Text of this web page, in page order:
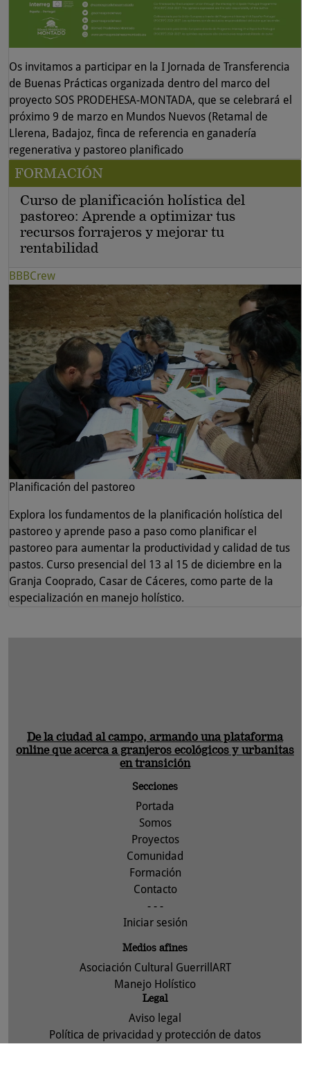
Os invitamos a participar en la I Jornada de Transferencia
de Buenas Prácticas organizada dentro del marco del
proyecto SOS PRODEHESA-MONTADA, que se celebrará el
próximo 9 de marzo en Mundos Nuevos (Retamal de
Llerena, Badajoz, finca de referencia en ganadería
regenerativa y pastoreo planificado
FORMACIÓN
Curso de planificación holística del
pastoreo: Aprende a optimizar tus
recursos forrajeros y mejorar tu
rentabilidad
BBBCrew
Planificación del pastoreo
Explora los fundamentos de la planificación holística del
pastoreo y aprende paso a paso como planificar el
pastoreo para aumentar la productividad y calidad de tus
pastos. Curso presencial del 13 al 15 de diciembre en la
Granja Cooprado, Casar de Cáceres, como parte de la
especialización en manejo holístico.
De la ciudad al campo, armando una plataforma
online que acerca a granjeros ecológicos y urbanitas
en transición
Secciones
Portada
Somos
Proyectos
Comunidad
Formación
Contacto
- - -
Iniciar sesión
Medios afines
Asociación Cultural GuerrillART
Manejo Holístico
Legal
Aviso legal
Política de privacidad y protección de datos